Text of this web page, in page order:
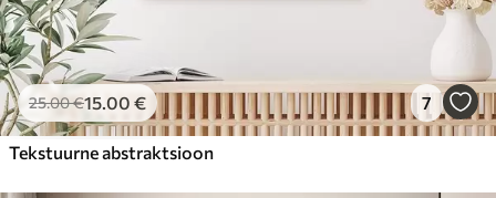
25.00€15.00 € 7
Tekstuurne abstraktsioon